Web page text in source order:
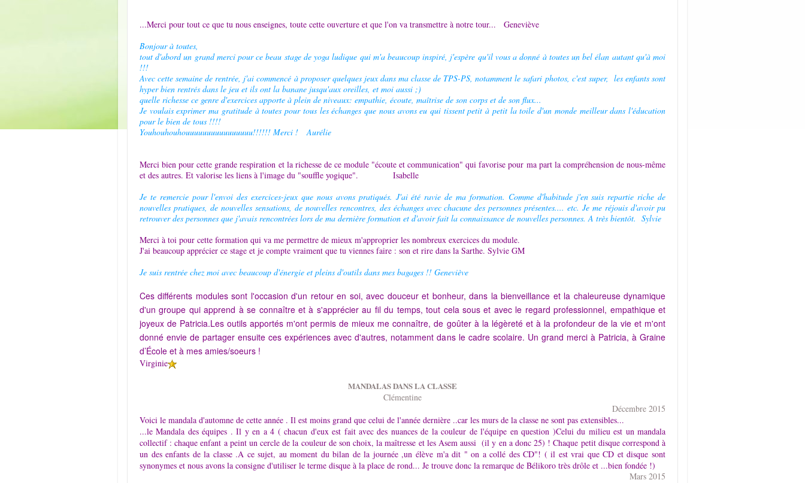
...Merci pour tout ce que tu nous enseignes, toute cette ouverture et que l'on va transmettre à notre tour... Geneviève
Bonjour à toutes,
tout d'abord un grand merci pour ce beau stage de yoga ludique qui m'a beaucoup inspiré, j'espère qu'il vous a donné à toutes un bel élan autant qu'à moi
!!!
Avec cette semaine de rentrée, j'ai commencé à proposer quelques jeux dans ma classe de TPS-PS, notamment le safari photos, c'est super, les enfants sont
hyper bien rentrés dans le jeu et ils ont la banane jusqu'aux oreilles, et moi aussi ;)
quelle richesse ce genre d'exercices apporte à plein de niveaux: empathie, écoute, maîtrise de son corps et de son flux...
Je voulais exprimer ma gratitude à toutes pour tous les échanges que nous avons eu qui tissent petit à petit la toile d'un monde meilleur dans l'éducation
pour le bien de tous !!!!
Youhouhouhouuuuuuuuuuuuuuuu!!!!!! Merci ! Aurélie
Merci bien pour cette grande respiration et la richesse de ce module "écoute et communication" qui favorise pour ma part la compréhension de nous-même
et des autres. Et valorise les liens à l'image du "souffle yogique". Isabelle
Je te remercie pour l'envoi des exercices-jeux que nous avons pratiqués. J'ai été ravie de ma formation. Comme d'habitude j'en suis repartie riche de
nouvelles pratiques, de nouvelles sensations, de nouvelles rencontres, des échanges avec chacune des personnes présentes.... etc. Je me réjouis d'avoir pu
retrouver des personnes que j'avais rencontrées lors de ma dernière formation et d'avoir fait la connaissance de nouvelles personnes. A très bientôt. Sylvie
Merci à toi pour cette formation qui va me permettre de mieux m'approprier les nombreux exercices du module.
J'ai beaucoup apprécier ce stage et je compte vraiment que tu viennes faire : son et rire dans la Sarthe. Sylvie GM
Je suis rentrée chez moi avec beaucoup d'énergie et pleins d'outils dans mes bagages !! Geneviève
Ces différents modules sont l'occasion d'un retour en soi, avec douceur et bonheur, dans la bienveillance et la chaleureuse dynamique
d'un groupe qui apprend à se connaître et à s'apprécier au fil du temps, tout cela sous et avec le regard professionnel, empathique et
joyeux de Patricia.Les outils apportés m'ont permis de mieux me connaître, de goûter à la légèreté et à la profondeur de la vie et m'ont
donné envie de partager ensuite ces expériences avec d'autres, notamment dans le cadre scolaire. Un grand merci à Patricia, à Graine
d’École et à mes amies/soeurs !
Virginie
MANDALAS DANS LA CLASSE
Clémentine
Décembre 2015
Voici le mandala d'automne de cette année . Il est moins grand que celui de l'année dernière ..car les murs de la classe ne sont pas extensibles...
...le Mandala des équipes . Il y en a 4 ( chacun d'eux est fait avec des nuances de la couleur de l'équipe en question )Celui du milieu est un mandala
collectif : chaque enfant a peint un cercle de la couleur de son choix, la maîtresse et les Asem aussi (il y en a donc 25) ! Chaque petit disque correspond à
un des enfants de la classe .A ce sujet, au moment du bilan de la journée ,un élève m'a dit " on a collé des CD"! ( il est vrai que CD et disque sont
synonymes et nous avons la consigne d'utiliser le terme disque à la place de rond... Je trouve donc la remarque de Bélikoro très drôle et ...bien fondée !)
Mars 2015